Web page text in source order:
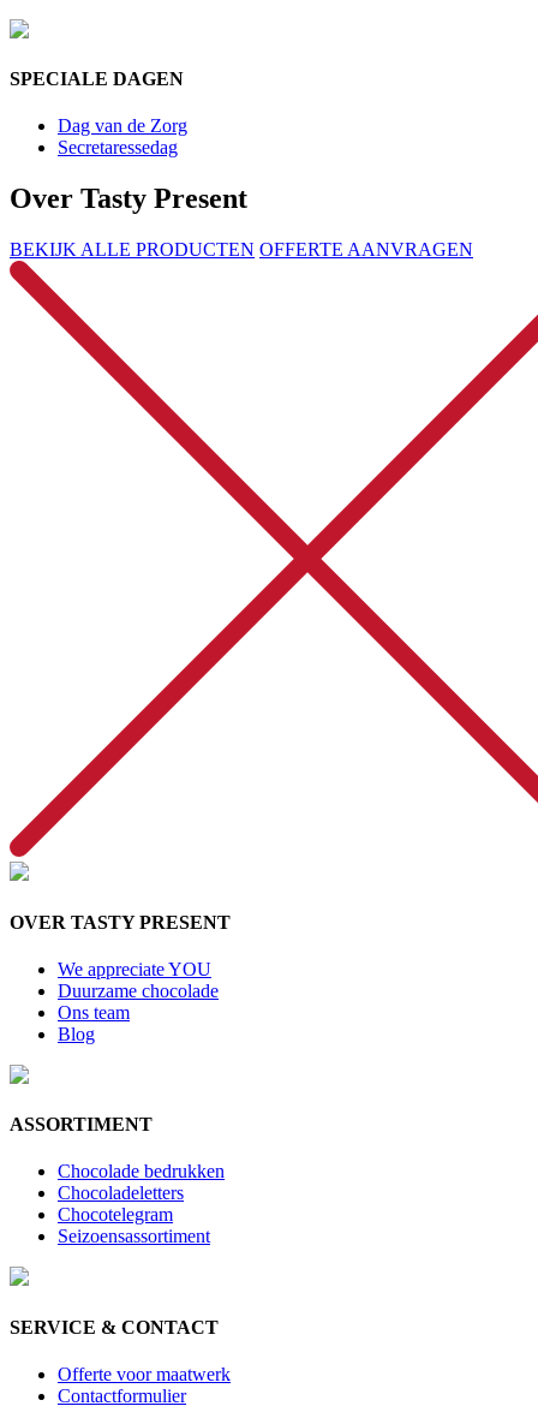
SPECIALE DAGEN
Dag van de Zorg
Secretaressedag
Over Tasty Present
BEKIJK ALLE PRODUCTEN OFFERTE AANVRAGEN
OVER TASTY PRESENT
We appreciate YOU
Duurzame chocolade
Ons team
Blog
ASSORTIMENT
Chocolade bedrukken
Chocoladeletters
Chocotelegram
Seizoensassortiment
SERVICE & CONTACT
Offerte voor maatwerk
Contactformulier